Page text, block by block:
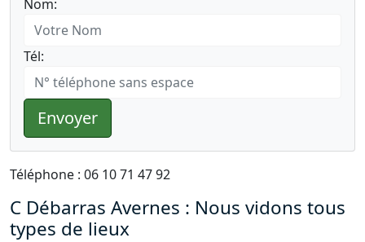
Nom:
Tél:
Envoyer
Téléphone : 06 10 71 47 92
C Débarras Avernes : Nous vidons tous
types de lieux